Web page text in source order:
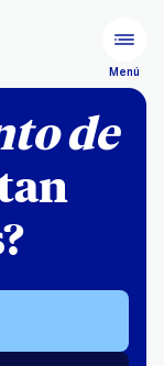
Menú
de